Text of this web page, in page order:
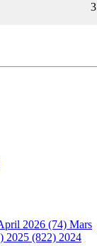
2026 (74) Mars
2025 (822) 2024